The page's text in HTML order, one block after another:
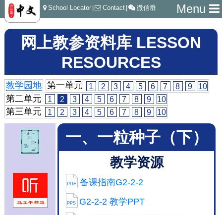
Menu
School Locator Contact 微信群
网上教参资料库 LESSON
RESOURCES
教学园地 第一单元 1 2 3 4 5 6 7 8 9 10
第二单元 1 2 3 4 5 6 7 8 9 10
第三单元 1 2 3 4 5 6 7 8 9 10
一、一粒种子（下）
教学资源
PDF 备课指南G2-2-2
PPS G2-2-2 教学PPT